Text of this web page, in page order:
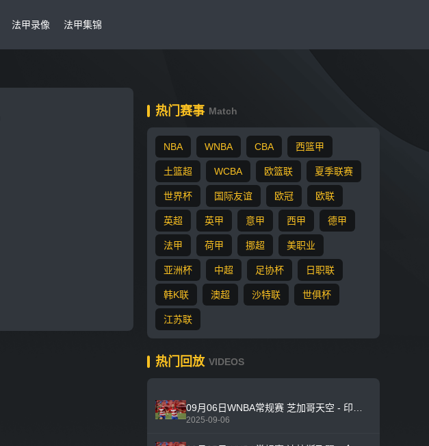
法甲录像 法甲集锦
热门赛事 Match
NBA WNBA CBA 西篮甲
土篮超 WCBA 欧篮联 夏季联赛
世界杯 国际友谊 欧冠 欧联
英超 英甲 意甲 西甲 德甲
法甲 荷甲 挪超 美职业
亚洲杯 中超 足协杯 日职联
韩K联 澳超 沙特联 世俱杯
江苏联
热门回放 VIDEOS
2025-09-06